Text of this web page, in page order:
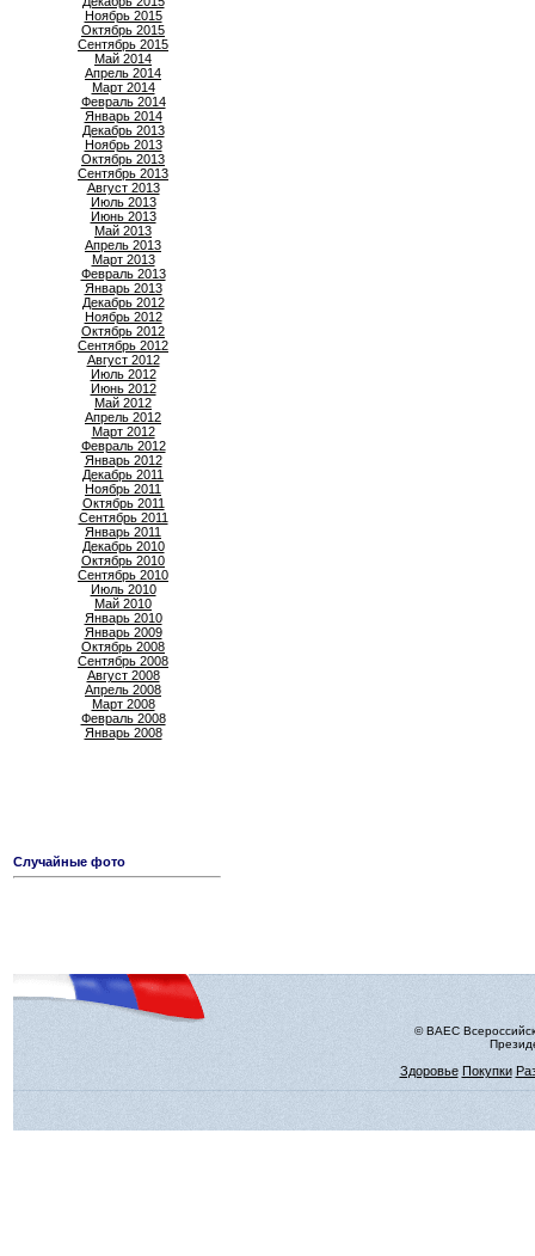
Ноябрь 2015
Октябрь 2015
Сентябрь 2015
Май 2014
Апрель 2014
Март 2014
Февраль 2014
Январь 2014
Декабрь 2013
Ноябрь 2013
Октябрь 2013
Сентябрь 2013
Август 2013
Июль 2013
Июнь 2013
Май 2013
Апрель 2013
Март 2013
Февраль 2013
Январь 2013
Декабрь 2012
Ноябрь 2012
Октябрь 2012
Сентябрь 2012
Август 2012
Июль 2012
Июнь 2012
Май 2012
Апрель 2012
Март 2012
Февраль 2012
Январь 2012
Декабрь 2011
Ноябрь 2011
Октябрь 2011
Сентябрь 2011
Январь 2011
Декабрь 2010
Октябрь 2010
Сентябрь 2010
Июль 2010
Май 2010
Январь 2010
Январь 2009
Октябрь 2008
Сентябрь 2008
Август 2008
Апрель 2008
Март 2008
Февраль 2008
Январь 2008
Случайные фото
© ВАЕС
Здоровье Покупки